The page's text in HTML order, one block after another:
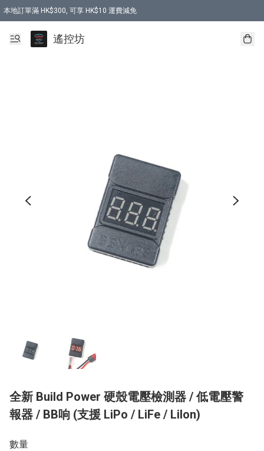
本地訂單滿 HK$300, 可享 HK$10 運費減免
購買 7.6V 6500mah 70C 電池 送 7.6V USB充電器
遙控坊
全新 Build Power 硬殼電壓檢測器 / 低電壓警
報器 / BB响 (支援 LiPo / LiFe / LiIon)
數量